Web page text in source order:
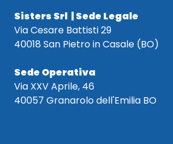
Sisters Srl | Sede Legale
Via Cesare Battisti 29
40018 San Pietro in Casale (BO)
Sede Operativa
Via XXV Aprile, 46
40057 Granarolo dell'Emilia BO